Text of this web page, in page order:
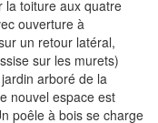
la toiture aux quatre
ouverture à
un retour latéral,
sur les murets)
arboré de la
nouvel espace est
poêle à bois se charge